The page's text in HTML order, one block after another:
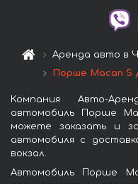
Аренда авто в
Порше Macan S
Компания Авто-
автомобиль Порше
можете заказать и
автомобиля с
вокзал.
Автомобиль Порше